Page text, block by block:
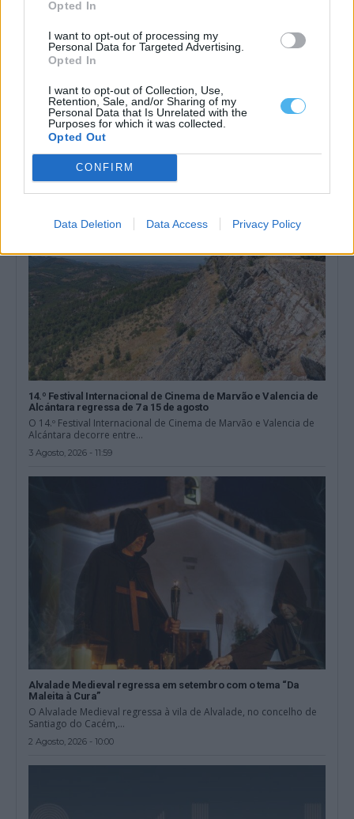
Opted In
I want to opt-out of processing my
Personal Data for Targeted Advertising.
Opted In
I want to opt-out of Collection, Use,
Retention, Sale, and/or Sharing of my
Personal Data that Is Unrelated with the
Purposes for which it was collected.
Opted Out
CONFIRM
Data Deletion Data Access Privacy Policy
Monsaraz Beach Fest regressa a 8 de agosto com quatro DJs e
entrada gratuita
O Monsaraz Beach Fest regressa no próximo dia 8 de agosto ao
areal da...
4 Agosto, 2026 - 08:00
14.º Festival Internacional de Cinema de Marvão e Valencia de
Alcántara regressa de 7 a 15 de agosto
O 14.º Festival Internacional de Cinema de Marvão e Valencia de
Alcántara decorre entre...
3 Agosto, 2026 - 11:59
Alvalade Medieval regressa em setembro com o tema “Da
Maleita à Cura”
O Alvalade Medieval regressa à vila de Alvalade, no concelho de
Santiago do Cacém,...
2 Agosto, 2026 - 10:00